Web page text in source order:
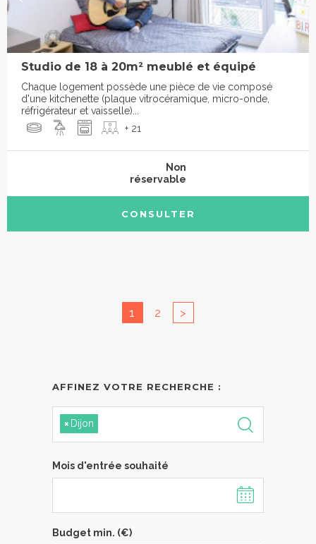
Studio de 18 à 20m² meublé et équipé
Chaque logement possède une pièce de vie composé
d'une kitchenette (plaque vitrocéramique, micro-onde,
réfrigérateur et vaisselle)...
+ 21
Non
réservable
CONSULTER
1 2 >
AFFINEZ VOTRE RECHERCHE :
× Dijon
Mois d'entrée souhaité
Budget min. (€)